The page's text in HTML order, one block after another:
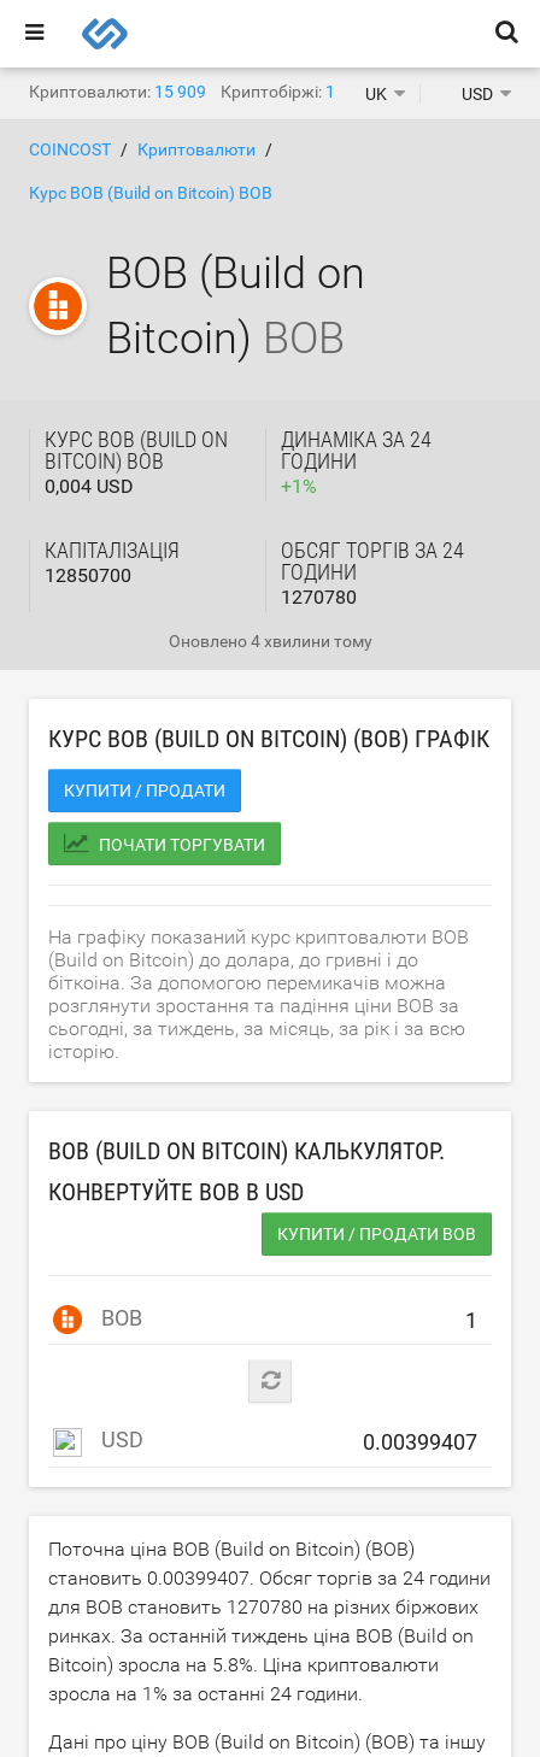
Криптовалюти: 15 909 Криптобіржі: 1 471UK USD
COINCOST Криптовалюти
Курс BOB (Build on Bitcoin) BOB
BOB (Build on
Bitcoin) BOB
КУРС BOB (BUILD ON
BITCOIN) BOB
0,004 USD
ДИНАМІКА ЗА 24
ГОДИНИ
+1%
КАПІТАЛІЗАЦІЯ
12850700
ОБСЯГ ТОРГІВ ЗА 24
ГОДИНИ
1270780
Оновлено4 хвилини тому
КУРС BOB (BUILD ON BITCOIN) (BOB) ГРАФІК
КУПИТИ / ПРОДАТИ
ПОЧАТИ ТОРГУВАТИ
На графіку показаний курс криптовалюти BOB
(Build on Bitcoin) до долара, до гривні і до
біткоіна. За допомогою перемикачів можна
розглянути зростання та падіння ціни BOB за
сьогодні, за тиждень, за місяць, за рік і за всю
історію.
BOB (BUILD ON BITCOIN) КАЛЬКУЛЯТОР.
КОНВЕРТУЙТЕ BOB В USD
КУПИТИ / ПРОДАТИ BOB
BOB
USD
Поточна ціна BOB (Build on Bitcoin) (BOB)
становить 0.00399407. Обсяг торгів за 24 години
для BOB становить 1270780 на різних біржових
ринках. За останній тиждень ціна BOB (Build on
Bitcoin) зросла на 5.8%. Ціна криптовалюти
зросла на 1% за останні 24 години.
Дані про ціну BOB (Build on Bitcoin) (BOB) та іншу